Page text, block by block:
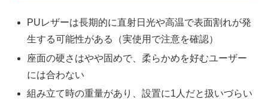
PUレザーは長期的に直射日光や高温で表面割れが発
生する可能性がある（実使用で注意を確認）
座面の硬さはやや固めで、柔らかめを好むユーザー
には合わない
組み立て時の重量があり、設置に1人だと扱いづらい